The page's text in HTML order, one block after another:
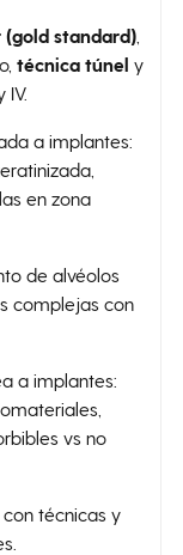
(gold standard)
técnica túnel y
IV.
a implantes:
en zona
de alvéolos
complejas con
a implantes:
vs no
técnicas y